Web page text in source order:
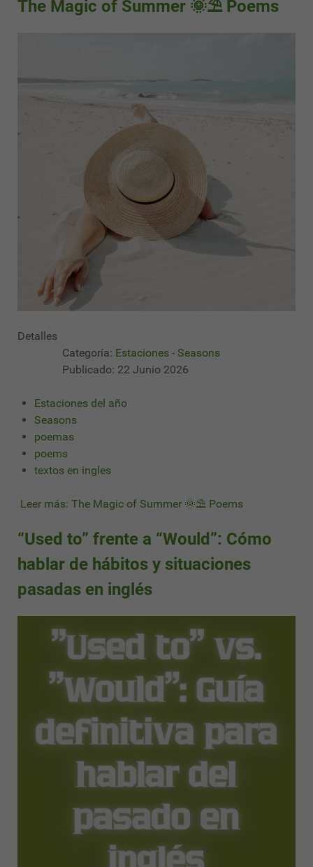
The Magic of Summer 🌞⛱ Poems
Detalles
Categoría: Estaciones - Seasons
Publicado: 22 Junio 2026
Estaciones del año
Seasons
poemas
poems
textos en ingles
Leer más: The Magic of Summer 🌞⛱ Poems
“Used to” frente a “Would”: Cómo
hablar de hábitos y situaciones
pasadas en inglés